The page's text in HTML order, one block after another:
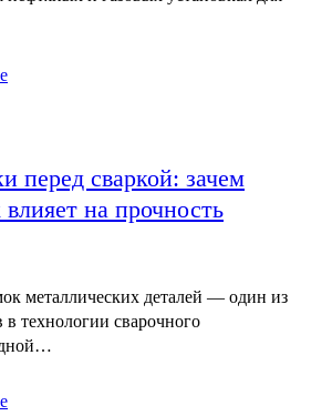
перед сваркой: зачем
на прочность
металлических деталей — один из
технологии сварочного